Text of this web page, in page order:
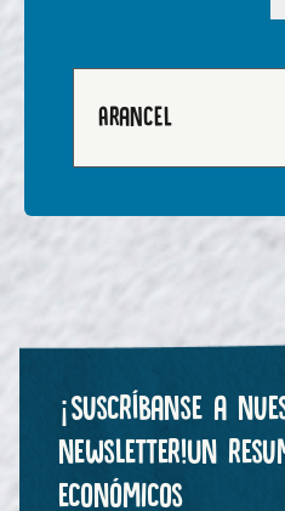
Arancel
¡Suscríbanse a
newsletter!Un
económicos